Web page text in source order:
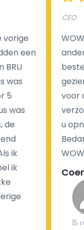
van
uw rit. In
taxameter
voor de
kosten voor
over uw
bevat alle
de prijs die u
en een
vorige
een
BRU
was
5
was
de
ik
ik
CEO
voor
u
15